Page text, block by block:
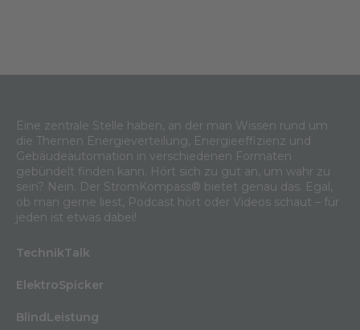
Eine zentrale Stelle haben, an der man Wissen rund um
die Themen Energieverteilung, Energieeffizienz und
Gebäudeautomation in verschiedenen Formaten
gebündelt finden kann. Hört sich zu gut an, um wahr zu
sein? Nein. Der StromKompass® bietet genau das. Egal,
ob man gerne liest, Podcast hört oder Videos schaut – für
jeden ist etwas dabei!
TechnikTalk
ElektroSpicker
BlindLeistung